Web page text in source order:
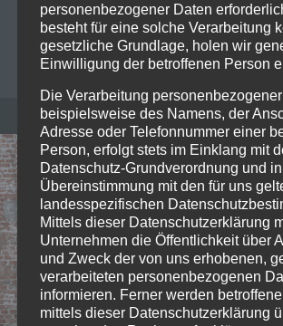
Read more
BIANCA FOLLRICH
personenbezogener Daten
besteht für eine solche Verarbeitung
gesetzliche Grundlage, holen wir
Einwilligung der betroffenen Person
Die Verarbeitung
beispielsweise des Namens, der
Adresse oder Telefonnummer einer
Person, erfolgt stets im Einklang mit
Datenschutz-Grundverordnung und in
Übereinstimmung mit den für uns
landesspezifischen
Mittels dieser Datenschutzerklärung
Unternehmen die Öffentlichkeit über
und Zweck der von uns erhobenen,
verarbeiteten personenbezogenen
informieren. Ferner werden
mittels dieser Datenschutzerklärung